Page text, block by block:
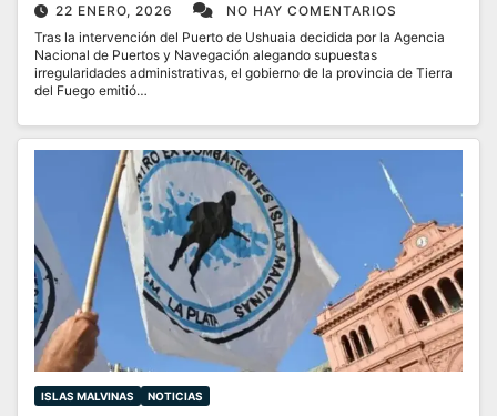
22 ENERO, 2026
NO HAY COMENTARIOS
Tras la intervención del Puerto de Ushuaia decidida por la Agencia
Nacional de Puertos y Navegación alegando supuestas
irregularidades administrativas, el gobierno de la provincia de Tierra
del Fuego emitió…
ISLAS MALVINAS NOTICIAS